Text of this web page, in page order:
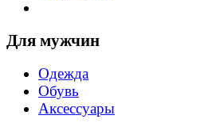
Для мужчин
Одежда
Обувь
Аксессуары